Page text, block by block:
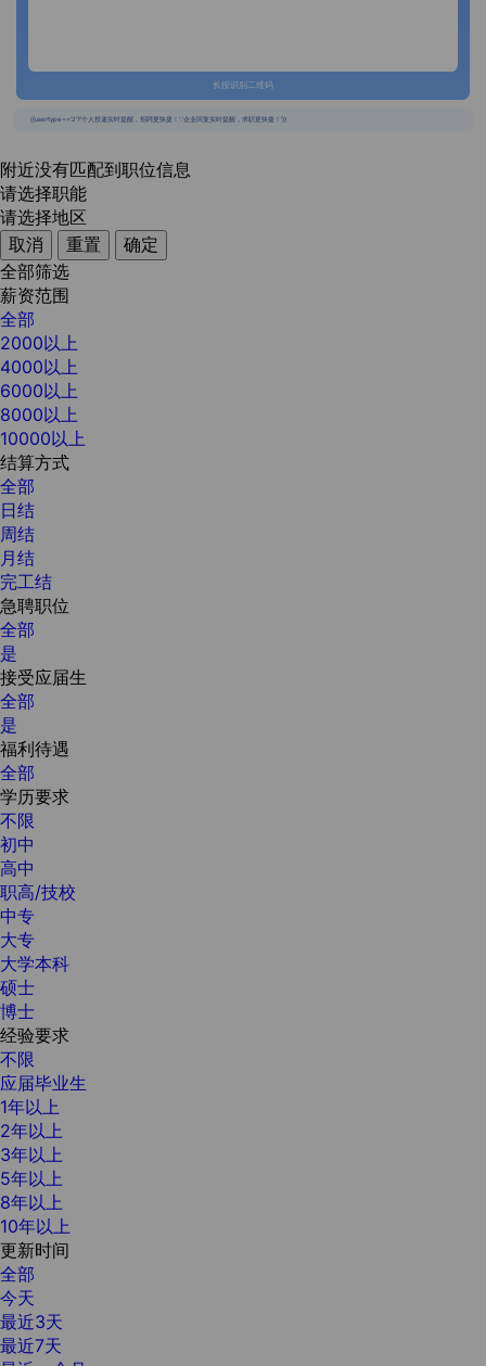
长按识别二维码
{{usertype=='2'?'个人投递实时提醒，招聘更快捷！':'企业回复实时提醒，求职更快捷！'}}
附近没有匹配到职位信息
请选择职能
请选择地区
取消
重置
确定
全部筛选
薪资范围
全部
2000以上
4000以上
6000以上
8000以上
10000以上
结算方式
全部
日结
周结
月结
完工结
急聘职位
全部
是
接受应届生
全部
是
福利待遇
全部
学历要求
不限
初中
高中
职高/技校
中专
大专
大学本科
硕士
博士
经验要求
不限
应届毕业生
1年以上
2年以上
3年以上
5年以上
8年以上
10年以上
更新时间
全部
今天
最近3天
最近7天